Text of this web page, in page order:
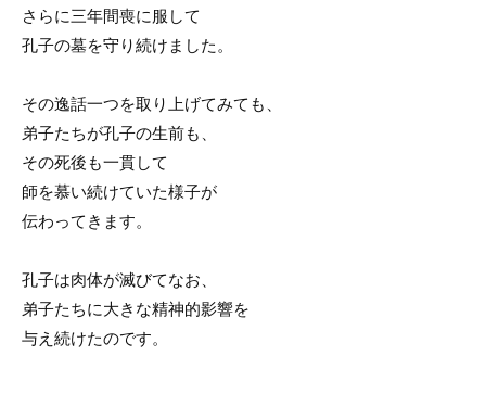
さらに三年間喪に服して
孔子の墓を守り続けました。
その逸話一つを取り上げてみても、
弟子たちが孔子の生前も、
その死後も一貫して
師を慕い続けていた様子が
伝わってきます。
孔子は肉体が滅びてなお、
弟子たちに大きな精神的影響を
与え続けたのです。